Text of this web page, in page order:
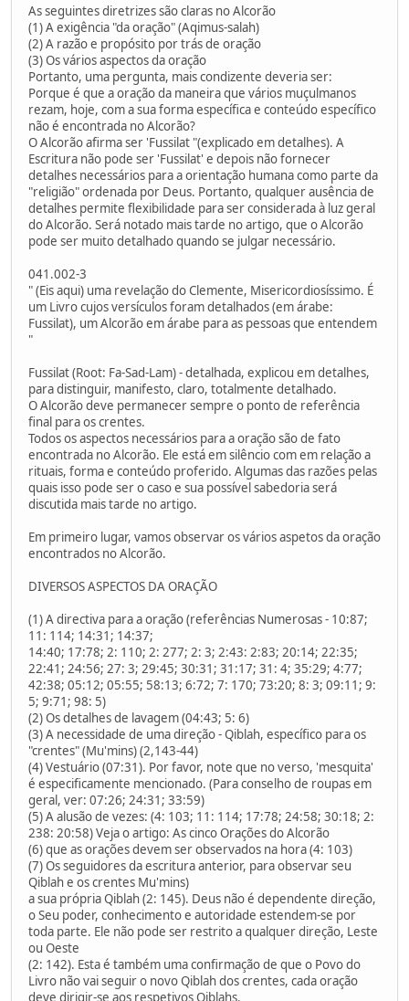
As seguintes diretrizes são claras no Alcorão
(1) A exigência "da oração" (Aqimus-salah)
(2) A razão e propósito por trás de oração
(3) Os vários aspectos da oração
Portanto, uma pergunta, mais condizente deveria ser:
Porque é que a oração da maneira que vários muçulmanos
rezam, hoje, com a sua forma específica e conteúdo específico
não é encontrada no Alcorão?
O Alcorão afirma ser 'Fussilat "(explicado em detalhes). A
Escritura não pode ser 'Fussilat' e depois não fornecer
detalhes necessários para a orientação humana como parte da
"religião" ordenada por Deus. Portanto, qualquer ausência de
detalhes permite flexibilidade para ser considerada à luz geral
do Alcorão. Será notado mais tarde no artigo, que o Alcorão
pode ser muito detalhado quando se julgar necessário.
041.002-3
" (Eis aqui) uma revelação do Clemente, Misericordiosíssimo. É
um Livro cujos versículos foram detalhados (em árabe:
Fussilat), um Alcorão em árabe para as pessoas que entendem
"
Fussilat (Root: Fa-Sad-Lam) - detalhada, explicou em detalhes,
para distinguir, manifesto, claro, totalmente detalhado.
O Alcorão deve permanecer sempre o ponto de referência
final para os crentes.
Todos os aspectos necessários para a oração são de fato
encontrada no Alcorão. Ele está em silêncio com em relação a
rituais, forma e conteúdo proferido. Algumas das razões pelas
quais isso pode ser o caso e sua possível sabedoria será
discutida mais tarde no artigo.
Em primeiro lugar, vamos observar os vários aspetos da oração
encontrados no Alcorão.
DIVERSOS ASPECTOS DA ORAÇÃO
(1) A directiva para a oração (referências Numerosas - 10:87;
11: 114; 14:31; 14:37;
14:40; 17:78; 2: 110; 2: 277; 2: 3; 2:43: 2:83; 20:14; 22:35;
22:41; 24:56; 27: 3; 29:45; 30:31; 31:17; 31: 4; 35:29; 4:77;
42:38; 05:12; 05:55; 58:13; 6:72; 7: 170; 73:20; 8: 3; 09:11; 9:
5; 9:71; 98: 5)
(2) Os detalhes de lavagem (04:43; 5: 6)
(3) A necessidade de uma direção - Qiblah, específico para os
"crentes" (Mu'mins) (2,143-44)
(4) Vestuário (07:31). Por favor, note que no verso, 'mesquita'
é especificamente mencionado. (Para conselho de roupas em
geral, ver: 07:26; 24:31; 33:59)
(5) A alusão de vezes: (4: 103; 11: 114; 17:78; 24:58; 30:18; 2:
238: 20:58) Veja o artigo: As cinco Orações do Alcorão
(6) que as orações devem ser observados na hora (4: 103)
(7) Os seguidores da escritura anterior, para observar seu
Qiblah e os crentes Mu'mins)
a sua própria Qiblah (2: 145). Deus não é dependente direção,
o Seu poder, conhecimento e autoridade estendem-se por
toda parte. Ele não pode ser restrito a qualquer direção, Leste
ou Oeste
(2: 142). Esta é também uma confirmação de que o Povo do
Livro não vai seguir o novo Qiblah dos crentes, cada oração
deve dirigir-se aos respetivos Qiblahs.